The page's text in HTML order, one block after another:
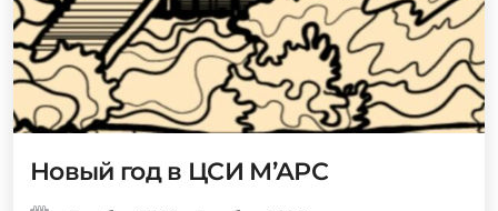
Новый год в ЦСИ М’АРС